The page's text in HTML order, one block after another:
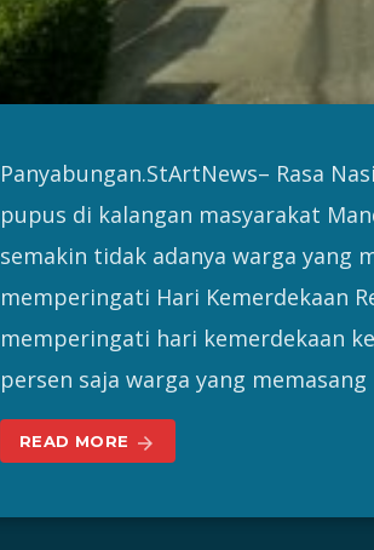
Panyabungan.StArtNews– Rasa
pupus di kalangan masyarakat
semakin tidak adanya warga yang
memperingati Hari Kemerdekaan
memperingati hari kemerdekaan
persen saja warga yang
READ MORE arrow_forward